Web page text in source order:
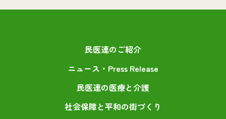
民医連のご紹介
ニュース・Press Release
民医連の医療と介護
社会保障と平和の街づくり